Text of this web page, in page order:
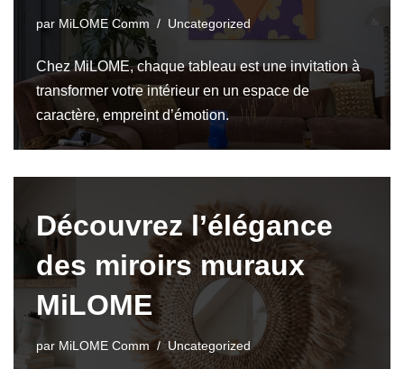
par MiLOME Comm Uncategorized
Chez MiLOME, chaque tableau est une invitation à
transformer votre intérieur en un espace de
caractère, empreint d’émotion.
Découvrez l’élégance
des miroirs muraux
MiLOME
par MiLOME Comm Uncategorized